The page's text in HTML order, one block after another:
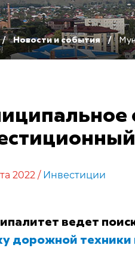
Новости и события
2022 / Инвестиции
ведет
дорожной техники